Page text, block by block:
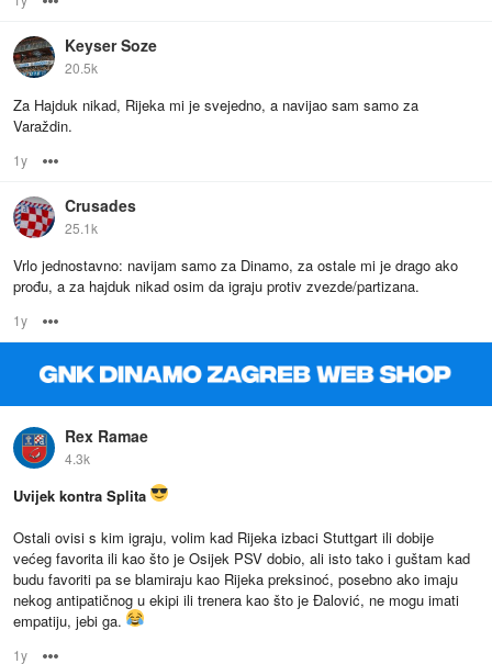
Keyser Soze
20.5k
Za Hajduk nikad, Rijeka mi je svejedno, a navijao sam samo za
Varaždin.
1y
Crusades
25.1k
Vrlo jednostavno: navijam samo za Dinamo, za ostale mi je drago ako
prođu, a za hajduk nikad osim da igraju protiv zvezde/partizana.
1y
Rex Ramae
4.3k
Uvijek kontra Splita
Ostali ovisi s kim igraju, volim kad Rijeka izbaci Stuttgart ili dobije
većeg favorita ili kao što je Osijek PSV dobio, ali isto tako i guštam kad
budu favoriti pa se blamiraju kao Rijeka preksinoć, posebno ako imaju
nekog antipatičnog u ekipi ili trenera kao što je Đalović, ne mogu imati
empatiju, jebi ga.
1y